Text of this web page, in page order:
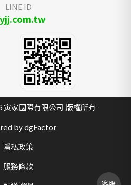
LINE ID
家國際有限公司 版權所有
by dgFactor
隱私政策
服務條款